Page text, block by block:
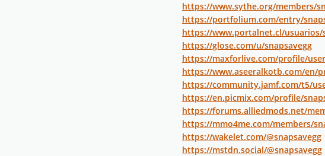
https://www.sythe.org/members/
https://portfolium.com/entry/
https://www.portalnet.cl/usuarios/
https://glose.com/u/snapsavegg
https://maxforlive.com/profile/
https://www.aseeralkotb.com/en/
https://community.jamf.com/t5/
https://en.picmix.com/profile/
https://forums.alliedmods.net/
https://mmo4me.com/members/
https://wakelet.com/@snapsavegg
https://mstdn.social/@snapsavegg